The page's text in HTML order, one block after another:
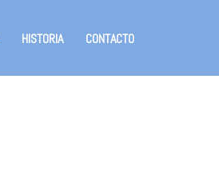
HISTORIA CONTACTO